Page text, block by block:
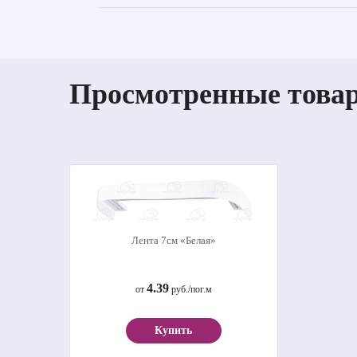
Просмотренные
Лента 7см «Белая»
от 4.39руб./пог.м
Купить